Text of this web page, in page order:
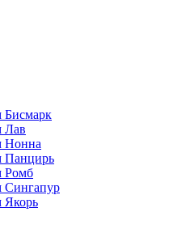
Бисмарк
Лав
Нонна
Панцирь
Ромб
Сингапур
Якорь